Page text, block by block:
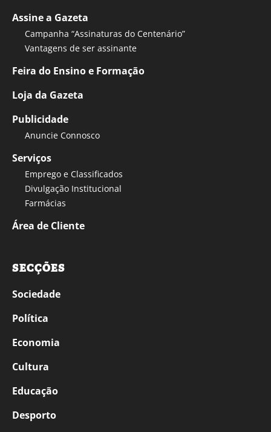
Assine a Gazeta
Campanha “Assinaturas do Centenário”
Vantagens de ser assinante
Feira do Ensino e Formação
Loja da Gazeta
Publicidade
Anuncie Connosco
Serviços
Emprego e Classificados
Divulgação Institucional
Farmácias
Área de Cliente
SECÇÕES
Sociedade
Política
Economia
Cultura
Educação
Desporto